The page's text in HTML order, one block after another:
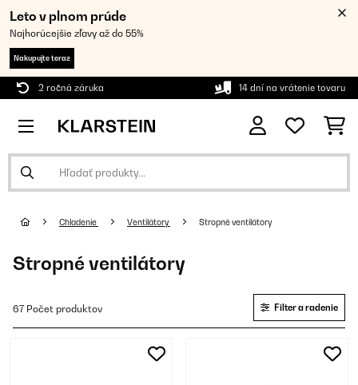
Leto v plnom prúde
Najhorúcejšie zľavy až do 55%
Nakupujte teraz
2 ročná záruka 14 dní na vrátenie tovaru
Chladenie Ventilátory Stropné ventilátory
Stropné ventilátory
67 Počet produktov Filter a radenie